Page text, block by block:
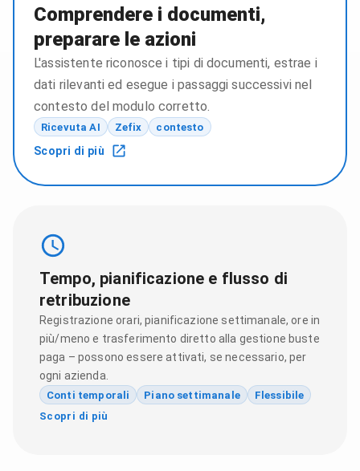
Comprendere i documenti,
preparare le azioni
L'assistente riconosce i tipi di documenti, estrae i
dati rilevanti ed esegue i passaggi successivi nel
contesto del modulo corretto.
Ricevuta AI Zefix contesto
Scopri di più
Tempo, pianificazione e flusso di
retribuzione
Registrazione orari, pianificazione settimanale, ore in
più/meno e trasferimento diretto alla gestione buste
paga – possono essere attivati, se necessario, per
ogni azienda.
Conti temporali Piano settimanale
Flessibile
Scopri di più